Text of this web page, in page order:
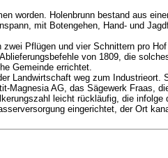
worden. Holenbrunn bestand aus
mit Botengehen, Hand- und
Pflügen und vier Schnittern pro
von 1809, die
Gemeinde errichtet.
Landwirtschaft weg zum
AG, das Sägewerk Fraas,
leicht rückläufig, die
eingerichtet, der Ort